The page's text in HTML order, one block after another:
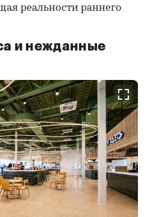
реальности раннего
и нежданные